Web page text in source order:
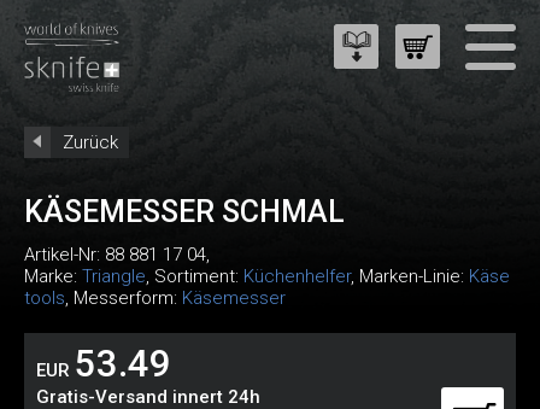
Zurück
KÄSEMESSER SCHMAL
Artikel-Nr: 88 881 17 04,
Marke: Triangle, Sortiment: Küchenhelfer, Marken-Linie: Käse
tools, Messerform: Käsemesser
EUR 53.49
Gratis-Versand innert 24h